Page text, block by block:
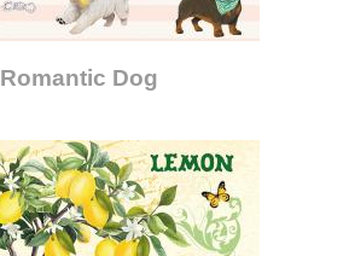
Romantic Dog